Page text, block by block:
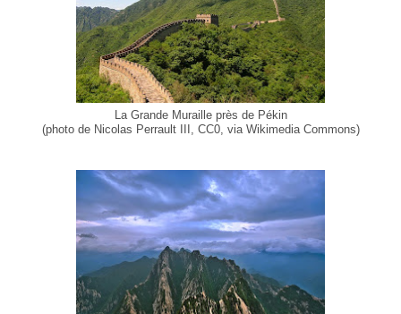
La Grande Muraille près de Pékin
(photo de Nicolas Perrault III, CC0, via Wikimedia Commons)